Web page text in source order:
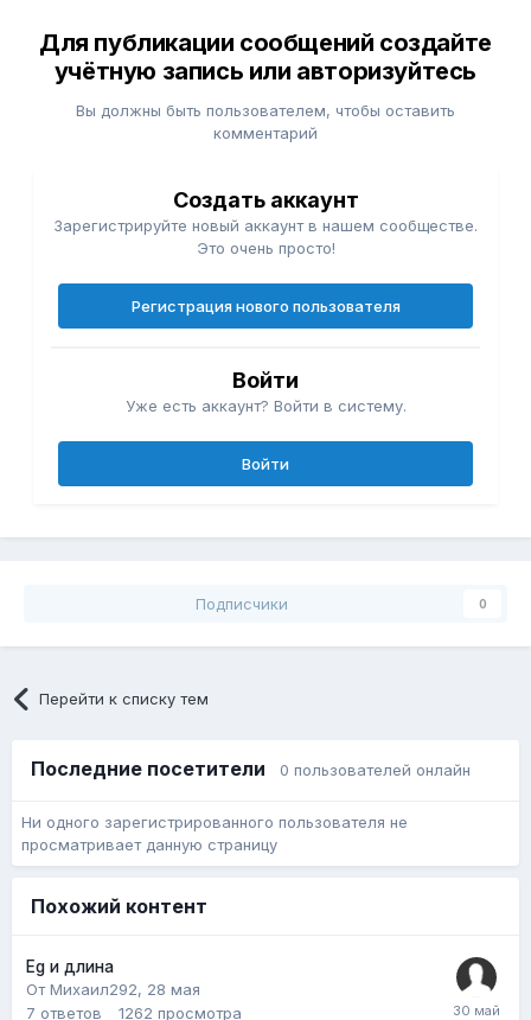
Для публикации сообщений создайте
учётную запись или авторизуйтесь
Вы должны быть пользователем, чтобы оставить
комментарий
Создать аккаунт
Зарегистрируйте новый аккаунт в нашем сообществе.
Это очень просто!
Регистрация нового пользователя
Войти
Уже есть аккаунт? Войти в систему.
Войти
Подписчики 0
Перейти к списку тем
Последние посетители 0 пользователей онлайн
Ни одного зарегистрированного пользователя не
просматривает данную страницу
Похожий контент
Eg и длина
От Михаил292, 28 мая
7 ответов 1262 просмотра